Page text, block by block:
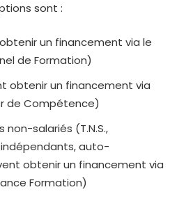
sont :
un financement via le
de Formation)
obtenir un financement via
de Compétence)
non-salariés (T.N.S.,
auto-
obtenir un financement via
Formation)